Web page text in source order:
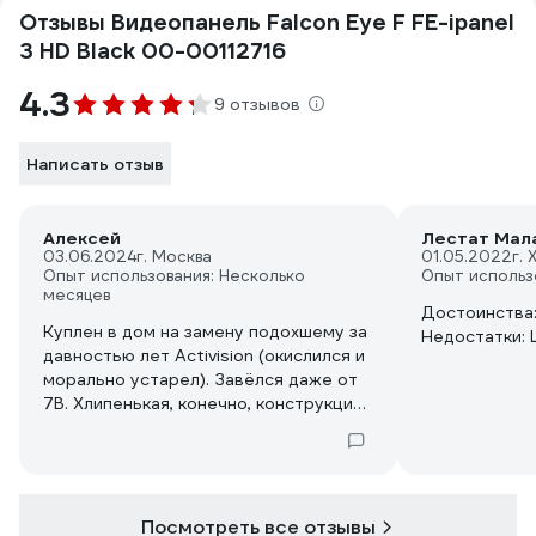
Отзывы Видеопанель Falcon Eye F FE-ipanel
3 HD Black 00-00112716
4.3 9 отзывов
Написать отзыв
Алексей
03.06.2024г. Москва
Опыт использования: Несколько
месяцев
Куплен в дом на замену подохшему за
давностью лет Activision (окислился и
морально устарел). Завёлся даже от
7В. Хлипенькая, конечно, конструкция
и много что пришлось
Лестат
01.05.2022г.
Опыт
Недостатки:
Посмотреть все отзывы